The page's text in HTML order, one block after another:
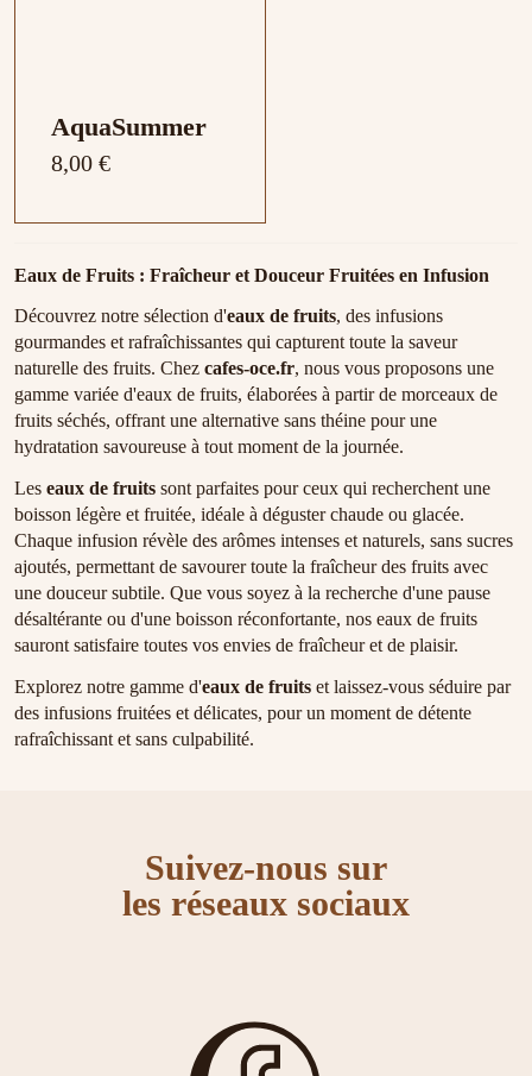
AquaSummer
8,00 €
Eaux de Fruits : Fraîcheur et Douceur Fruitées en Infusion
Découvrez notre sélection d'eaux de fruits, des infusions
gourmandes et rafraîchissantes qui capturent toute la saveur
naturelle des fruits. Chez cafes-oce.fr, nous vous proposons une
gamme variée d'eaux de fruits, élaborées à partir de morceaux de
fruits séchés, offrant une alternative sans théine pour une
hydratation savoureuse à tout moment de la journée.
Les eaux de fruits sont parfaites pour ceux qui recherchent une
boisson légère et fruitée, idéale à déguster chaude ou glacée.
Chaque infusion révèle des arômes intenses et naturels, sans sucres
ajoutés, permettant de savourer toute la fraîcheur des fruits avec
une douceur subtile. Que vous soyez à la recherche d'une pause
désaltérante ou d'une boisson réconfortante, nos eaux de fruits
sauront satisfaire toutes vos envies de fraîcheur et de plaisir.
Explorez notre gamme d'eaux de fruits et laissez-vous séduire par
des infusions fruitées et délicates, pour un moment de détente
rafraîchissant et sans culpabilité.
Suivez-nous sur
les réseaux sociaux